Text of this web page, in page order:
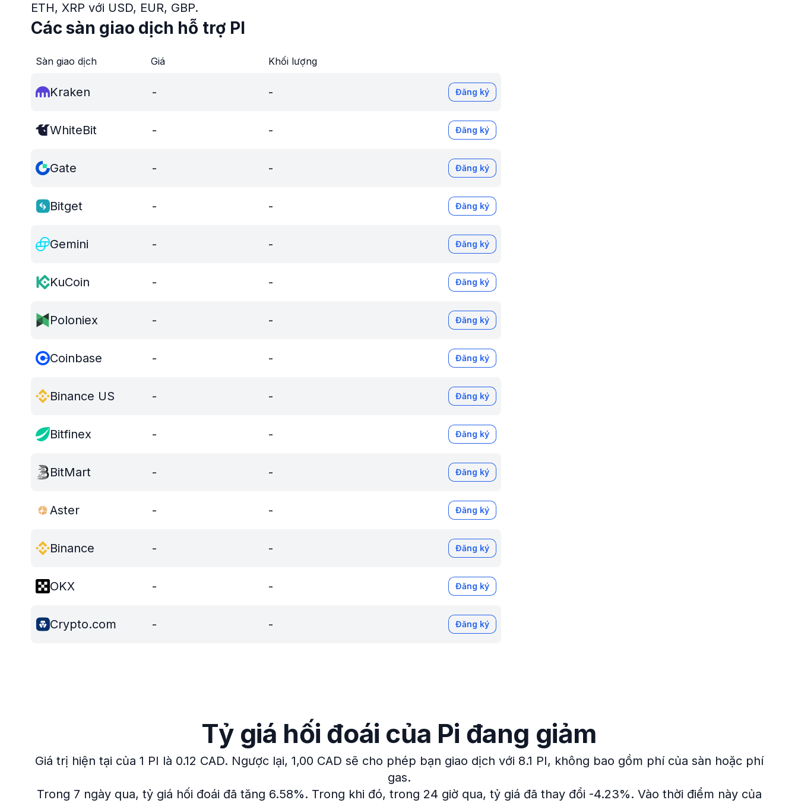
ETH, XRP với USD, EUR, GBP.
Các sàn giao dịch hỗ trợ PI
Sàn giao dịch Giá Khối lượng
Kraken - - Đăng ký
WhiteBit - - Đăng ký
Gate - - Đăng ký
Bitget - - Đăng ký
Gemini - - Đăng ký
KuCoin - - Đăng ký
Poloniex - - Đăng ký
Coinbase - - Đăng ký
Binance US - - Đăng ký
Bitfinex - - Đăng ký
BitMart - - Đăng ký
Aster - - Đăng ký
Binance - - Đăng ký
OKX - - Đăng ký
Crypto.com - - Đăng ký
Tỷ giá hối đoái của Pi đang giảm
Giá trị hiện tại của 1 PI là 0.12 CAD. Ngược lại, 1,00 CAD sẽ cho phép bạn giao dịch với 8.1 PI, không bao gồm phí của sàn hoặc phí
gas.
Trong 7 ngày qua, tỷ giá hối đoái đã tăng 6.58%. Trong khi đó, trong 24 giờ qua, tỷ giá đã thay đổi -4.23%. Vào thời điểm này của